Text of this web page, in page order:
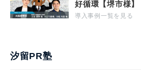
好循環【堺市様】
導入事例一覧を見る
汐留PR塾